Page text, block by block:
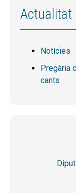
Actualitat
Notícies
Pregària
cants